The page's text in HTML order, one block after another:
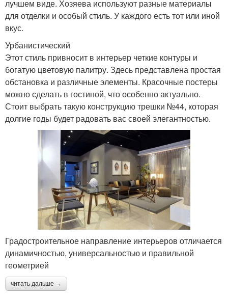
лучшем виде. Хозяева используют разные материалы
для отделки и особый стиль. У каждого есть тот или иной
вкус.
Урбанистический
Этот стиль привносит в интерьер четкие контуры и
богатую цветовую палитру. Здесь представлена ​​простая
обстановка и различные элементы. Красочные постеры
можно сделать в гостиной, что особенно актуально.
Стоит выбрать такую ​​конструкцию трешки №44, которая
долгие годы будет радовать вас своей элегантностью.
Градостроительное направление интерьеров отличается
динамичностью, универсальностью и правильной
геометрией
читать дальше →